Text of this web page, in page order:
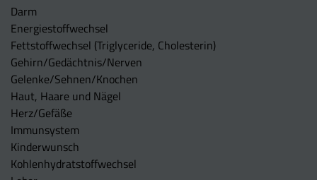
Darm
Energiestoffwechsel
Fettstoffwechsel (Triglyceride, Cholesterin)
Gehirn/Gedächtnis/Nerven
Gelenke/Sehnen/Knochen
Haut, Haare und Nägel
Herz/Gefäße
Immunsystem
Kinderwunsch
Kohlenhydratstoffwechsel